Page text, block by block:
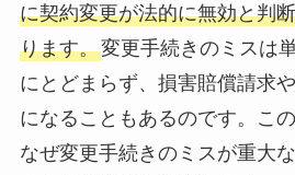
に契約変更が法的に無効と判
ります。変更手続きのミスは
にとどまらず、損害賠償請求
になることもあるのです。こ
なぜ変更手続きのミスが重大